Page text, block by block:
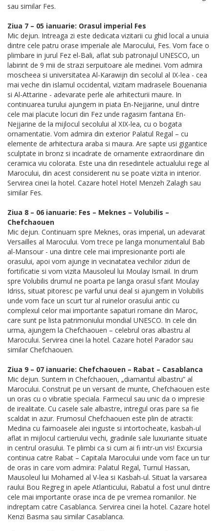
sau similar Fes.
Ziua 7 – 05 ianuarie: Orasul imperial Fes
Mic dejun. Intreaga zi este dedicata vizitarii cu ghid local a unuia
dintre cele patru orase imperiale ale Marocului, Fes. Vom face o
plimbare in jurul Fez el-Bali, aflat sub patronajul UNESCO, un
labirint de 9 mii de strazi serpuitoare ale medinei. Vom admira
moscheea si universitatea Al-Karawijn din secolul al IX-lea - cea
mai veche din islamul occidental, vizitam madrasele Bouenania
si Al-Attarine - adevarate perle ale arhitecturii maure. In
continuarea turului ajungem in piata En-Nejjarine, unul dintre
cele mai placute locuri din Fez unde ragasim fantana En-
Nejjarine de la mijlocul secolului al XIX-lea, cu o bogata
ornamentatie. Vom admira din exterior Palatul Regal – cu
elemente de arhitectura araba si maura. Are sapte usi gigantice
sculptate in bronz si incadrate de ornamente extraordinare din
ceramica viu colorata. Este una din resedintele actualului rege al
Marocului, din acest considerent nu se poate vizita in interior.
Servirea cinei la hotel. Cazare hotel Hotel Menzeh Zalagh sau
similar Fes.
Ziua 8 – 06 ianuarie: Fes – Meknes – Volubilis –
Chefchaouen
Mic dejun. Continuam spre Meknes, oras imperial, un adevarat
Versailles al Marocului. Vom trece pe langa monumentalul Bab
al-Mansour - una dintre cele mai impresionante porti ale
orasului, apoi vom ajunge in vecinatatea vechilor ziduri de
fortificatie si vom vizita Mausoleul lui Moulay Ismail. In drum
spre Volubilis drumul ne poarta pe langa orasul sfant Moulay
Idriss, situat pitoresc pe varful unui deal si ajungem in Volubilis
unde vom face un scurt tur al ruinelor orasului antic cu
complexul celor mai importante sapaturi romane din Maroc,
care sunt pe lista patrimoniului mondial UNESCO. In cele din
urma, ajungem la Chefchaouen – celebrul oras albastru al
Marocului. Servirea cinei la hotel. Cazare hotel Parador sau
similar Chefchaouen.
Ziua 9 – 07 ianuarie: Chefchaouen – Rabat – Casablanca
Mic dejun. Suntem in Chefchaouen, „diamantul albastru” al
Marocului. Construit pe un versant de munte, Chefchaouen este
un oras cu o vibratie speciala. Farmecul sau unic da o impresie
de irealitate. Cu casele sale albastre, intregul oras pare sa fie
scaldat in azur. Frumosul Chefchaouen este plin de atractii:
Medina cu faimoasele alei inguste si intortocheate, kasbah-ul
aflat in mijlocul cartierului vechi, gradinile sale luxuriante situate
in centrul orasului. Te plimbi ca si cum ai fi intr-un vis! Excursia
continua catre Rabat – Capitala Marocului unde vom face un tur
de oras in care vom admira: Palatul Regal, Turnul Hassan,
Mausoleul lui Mohamed al V-lea si Kasbah-ul. Situat la varsarea
raului Bou Regreg in apele Atlanticului, Rabatul a fost unul dintre
cele mai importante orase inca de pe vremea romanilor. Ne
indreptam catre Casablanca. Servirea cinei la hotel. Cazare hotel
Kenzi Basma sau similar Casablanca.